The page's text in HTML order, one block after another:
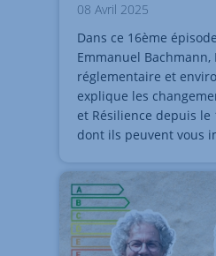
08 Avril 2025
Dans ce 16ème
Emmanuel
réglementaire et
explique les
et Résilience depuis le
dont ils peuvent vous